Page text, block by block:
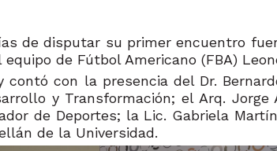
de disputar su primer encuentro
de Fútbol Americano (FBA)
con la presencia del Dr.
y Transformación; el Arq.
de Deportes; la Lic. Gabriela
de la Universidad.